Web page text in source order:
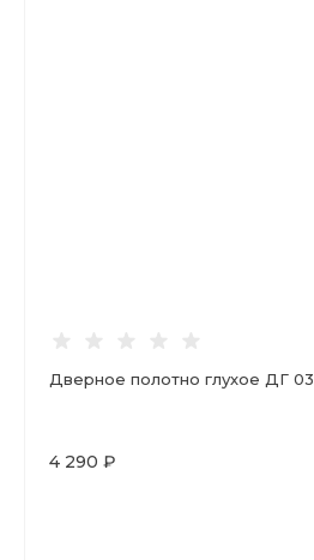
Дверное полотно глухое ДГ 03
4 290 ₽